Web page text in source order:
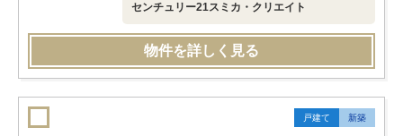
センチュリー21スミカ・クリエイト
物件を詳しく見る
戸建て 新築